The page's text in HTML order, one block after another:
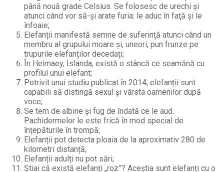
până nouă grade Celsius. Se folosesc de urechi şi
atunci când vor să-şi arate furia: le aduc în faţă şi le
înfoaie;
Elefanții manifestă semne de suferință atunci când un
membru al grupului moare și, uneori, pun frunze pe
trupurile elefanților decedați;
În Heimaey, Islanda, există o stâncă ce seamănă cu
profilul unui elefant;
Potrivit unui studiu publicat în 2014, elefanții sunt
capabili să distingă sexul și vârsta oamenilor după
voce;
Se tem de albine și fug de îndată ce le aud.
Pachidermelor le este frică în mod special de
înțepăturile în trompă;
Elefanții pot detecta ploaia de la aproximativ 280 de
kilometri distanță;
Elefanții adulți nu pot sări;
Știai că există elefanți „roz”? Aceștia sunt elefanți cu o